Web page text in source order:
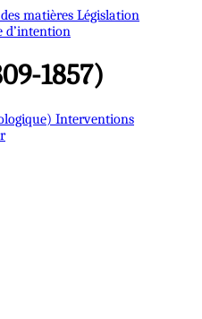
matières Législation
d’intention
1857)
Interventions